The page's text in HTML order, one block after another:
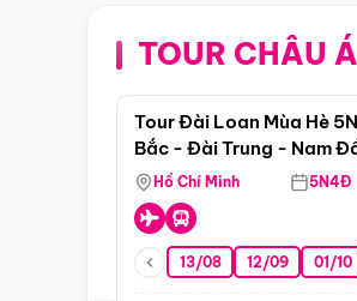
TOUR CHÂU Á
Tour Đài Loan Mùa Hè
Bắc - Đài Trung - Nam
Hùng ( Bay Vn)
Hồ Chí Minh 5N4Đ
13/08 12/09 01/10